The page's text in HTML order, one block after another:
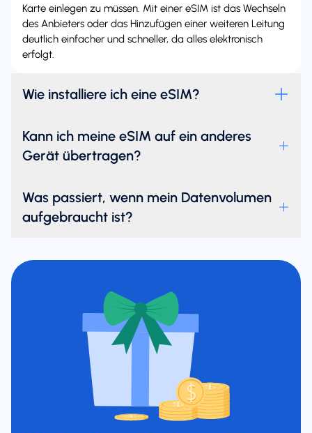
Karte einlegen zu müssen. Mit einer eSIM ist das Wechseln
des Anbieters oder das Hinzufügen einer weiteren Leitung
deutlich einfacher und schneller, da alles elektronisch
erfolgt.
Wie installiere ich eine eSIM?
Kann ich meine eSIM auf ein anderes
Gerät übertragen?
Was passiert, wenn mein Datenvolumen
aufgebraucht ist?